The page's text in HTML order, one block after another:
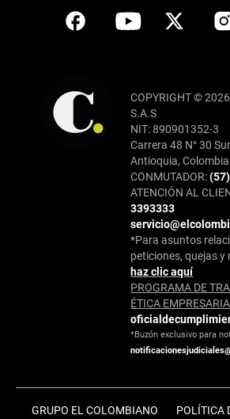
COPYRIGHT ©
S.A.S
NIT: 890901352-3
Carrera 48 N° 30
Antioquia, Colombia.
CONMUTADOR:
ATENCIÓN AL
3393333
*Para asuntos
peticiones, quejas y
haz clic aquí
PROGRAMA DE
ÉTICA
*Buzón exclusivo para
GRUPO EL COLOMBIANO POLÍTICA